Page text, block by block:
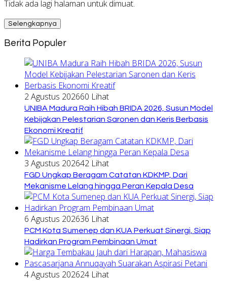
Tidak ada lagi halaman untuk dimuat.
Selengkapnya
Berita Populer
2 Agustus 202660 Lihat
UNIBA Madura Raih Hibah BRIDA 2026, Susun Model
Kebijakan Pelestarian Saronen dan Keris Berbasis
Ekonomi Kreatif
3 Agustus 202642 Lihat
FGD Ungkap Beragam Catatan KDKMP, Dari
Mekanisme Lelang hingga Peran Kepala Desa
6 Agustus 202636 Lihat
PCM Kota Sumenep dan KUA Perkuat Sinergi, Siap
Hadirkan Program Pembinaan Umat
4 Agustus 202624 Lihat